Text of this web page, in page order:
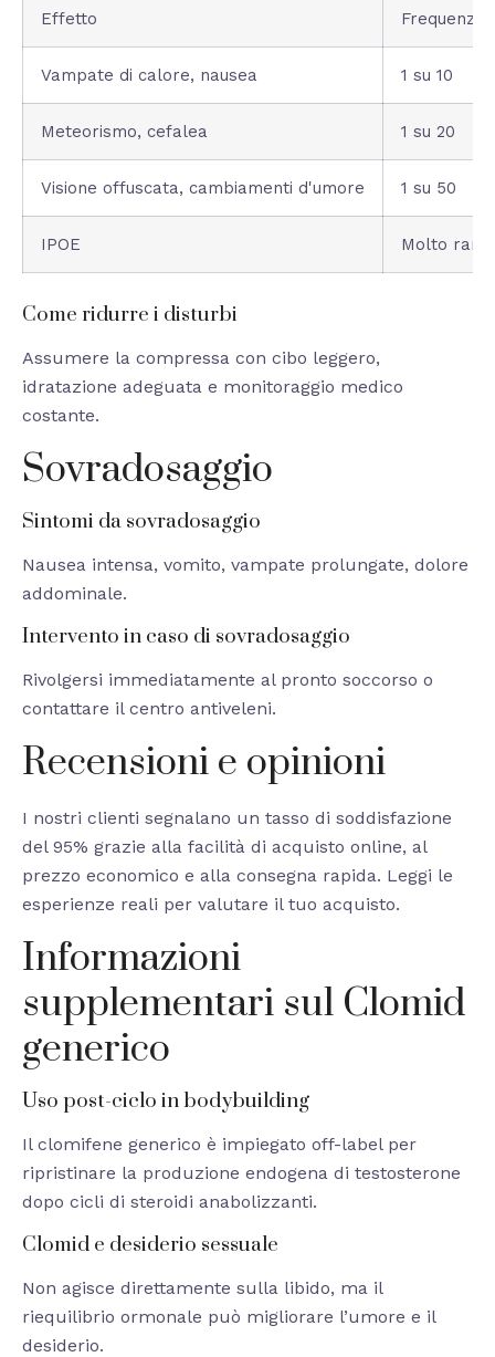
Effetto Frequenza
Vampate di calore, nausea 1 su 10
Meteorismo, cefalea 1 su 20
Visione offuscata, cambiamenti d'umore 1 su 50
IPOE Molto raro
Come ridurre i disturbi
Assumere la compressa con cibo leggero,
idratazione adeguata e monitoraggio medico
costante.
Sovradosaggio
Sintomi da sovradosaggio
Nausea intensa, vomito, vampate prolungate, dolore
addominale.
Intervento in caso di sovradosaggio
Rivolgersi immediatamente al pronto soccorso o
contattare il centro antiveleni.
Recensioni e opinioni
I nostri clienti segnalano un tasso di soddisfazione
del 95% grazie alla facilità di acquisto online, al
prezzo economico e alla consegna rapida. Leggi le
esperienze reali per valutare il tuo acquisto.
Informazioni
supplementari sul Clomid
generico
Uso post-ciclo in bodybuilding
Il clomifene generico è impiegato off-label per
ripristinare la produzione endogena di testosterone
dopo cicli di steroidi anabolizzanti.
Clomid e desiderio sessuale
Non agisce direttamente sulla libido, ma il
riequilibrio ormonale può migliorare l’umore e il
desiderio.